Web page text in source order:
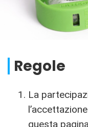
Regole
La
questa